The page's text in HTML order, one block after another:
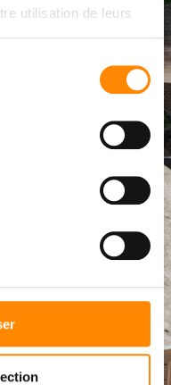
utilisation de leurs